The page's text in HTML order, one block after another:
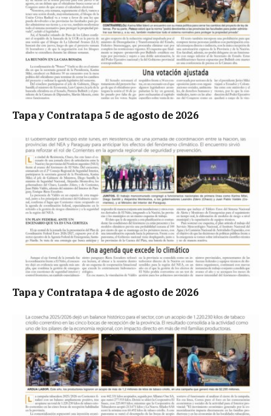
Tapa y Contratapa 5 de agosto de 2026
Tapa y Contratapa 4 de agosto de 2026